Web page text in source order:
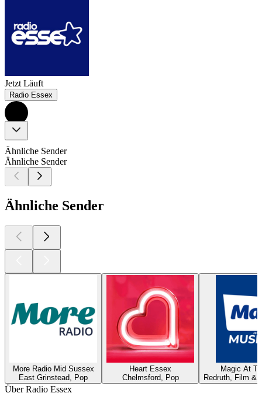
Jetzt Läuft
Radio Essex
Ähnliche Sender
Ähnliche Sender
Ähnliche Sender
More Radio Mid Sussex
East Grinstead, Pop
Heart Essex
Chelmsford, Pop
Magic At
Redruth, Film &
Über Radio Essex